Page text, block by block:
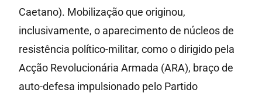
Caetano). Mobilização que originou,
inclusivamente, o aparecimento de núcleos de
resistência político-militar, como o dirigido pela
Acção Revolucionária Armada (ARA), braço de
auto-defesa impulsionado pelo Partido